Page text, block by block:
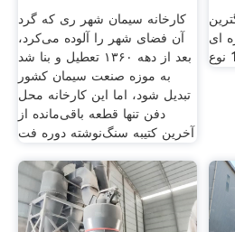
کارخانه سیمان شهر ری که گرد
آن فضای شهر را آلوده می‌کرد،
بعد از دهه ۱۳۶۰ تعطیل و بنا شد
به موزه صنعت سیمان کشور
تبدیل شود، اما این کارخانه محل
دفن تنها قطعه باقی‌مانده از
آخرین کتیبه سنگ‌نوشته دوره فت
ای